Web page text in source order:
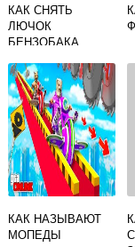
КАК СНЯТЬ
ЛЮЧОК
БЕНЗОБАКА
КАК НАЗЫВАЮТ
МОПЕДЫ